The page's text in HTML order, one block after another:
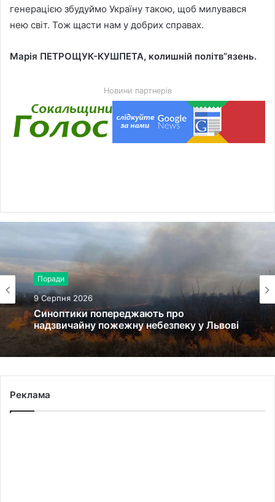
генерацією збудуймо Україну такою, щоб милувався
нею світ. Тож щасти нам у добрих справах.
Марія ПЕТРОЩУК-КУШПЕТА, колишній політв“язень.
Новини партнерів
Поради
9 Серпня 2026
Синоптики попереджають про
надзвичайну пожежну небезпеку у Львові
Реклама